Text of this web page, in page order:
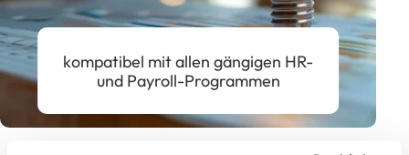
kompatibel mit allen gängigen HR-
und Payroll-Programmen